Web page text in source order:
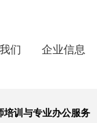
们 企业信息
培训与专业办公服务